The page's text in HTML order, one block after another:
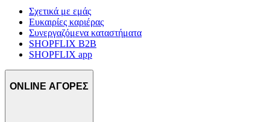
Σχετικά με εμάς
Ευκαιρίες καριέρας
Συνεργαζόμενα καταστήματα
SHOPFLIX B2B
SHOPFLIX app
ONLINE ΑΓΟΡΕΣ